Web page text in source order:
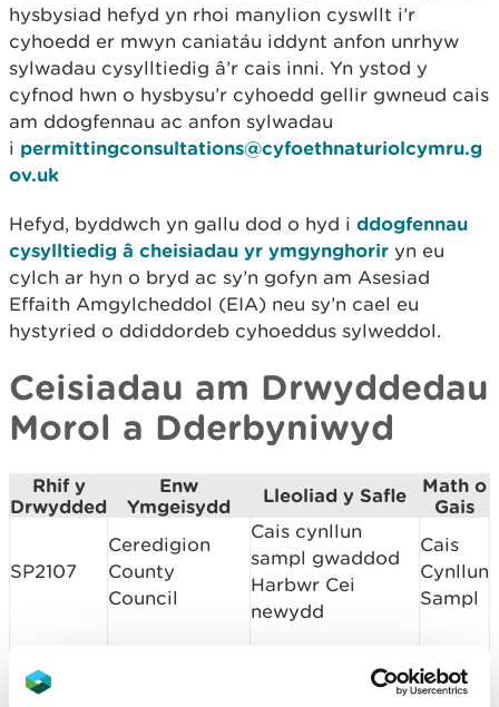
hysbysiad hefyd yn rhoi manylion cyswllt i’r
cyhoedd er mwyn caniatáu iddynt anfon unrhyw
sylwadau cysylltiedig â’r cais inni. Yn ystod y
cyfnod hwn o hysbysu’r cyhoedd gellir gwneud cais
am ddogfennau ac anfon sylwadau
i permittingconsultations@cyfoethnaturiolcymru.g
ov.uk
Hefyd, byddwch yn gallu dod o hyd i ddogfennau
cysylltiedig â cheisiadau yr ymgynghorir yn eu
cylch ar hyn o bryd ac sy’n gofyn am Asesiad
Effaith Amgylcheddol (EIA) neu sy’n cael eu
hystyried o ddiddordeb cyhoeddus sylweddol.
Ceisiadau am Drwyddedau
Morol a Dderbyniwyd
Rhif y
Drwydded
Enw
Ymgeisydd
Lleoliad y Safle
Math o
Gais
SP2107
Ceredigion
County
Council
Cais cynllun
sampl gwaddod
Harbwr Cei
newydd
Cais
Cynllun
Sampl
SP2109
Saundersfoot, yr
Cais
Cynllun